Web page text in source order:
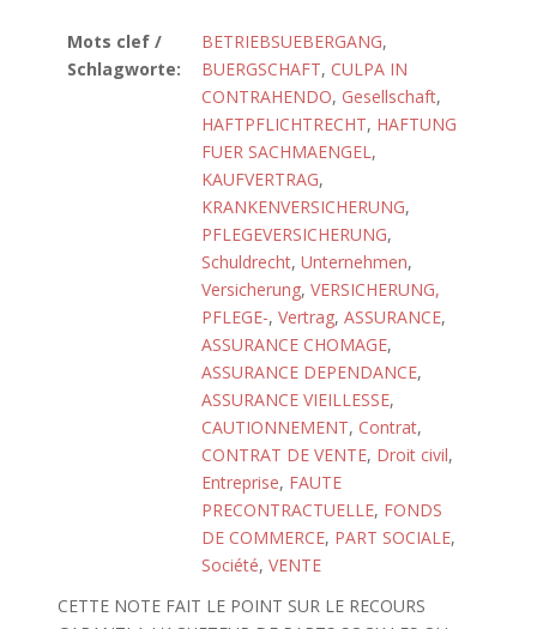
Mots clef /
Schlagworte:
BETRIEBSUEBERGANG,
BUERGSCHAFT, CULPA IN
CONTRAHENDO, Gesellschaft,
HAFTPFLICHTRECHT, HAFTUNG
FUER SACHMAENGEL,
KAUFVERTRAG,
KRANKENVERSICHERUNG,
PFLEGEVERSICHERUNG,
Schuldrecht, Unternehmen,
Versicherung, VERSICHERUNG,
PFLEGE-, Vertrag, ASSURANCE,
ASSURANCE CHOMAGE,
ASSURANCE DEPENDANCE,
ASSURANCE VIEILLESSE,
CAUTIONNEMENT, Contrat,
CONTRAT DE VENTE, Droit civil,
Entreprise, FAUTE
PRECONTRACTUELLE, FONDS
DE COMMERCE, PART SOCIALE,
Société, VENTE
CETTE NOTE FAIT LE POINT SUR LE RECOURS